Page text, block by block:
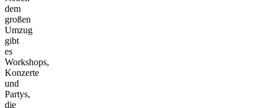
dem
großen
Umzug
gibt
es
Workshops,
Konzerte
und
Partys,
die